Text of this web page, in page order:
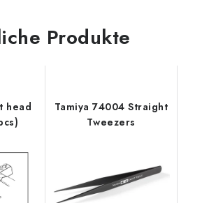
Produkte
head
Tamiya 74004 Straight
Tweezers